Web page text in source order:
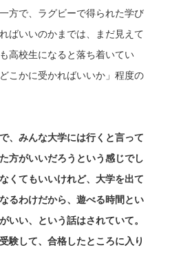
方で、ラグビーで得られた学び
ばいいのかまでは、まだ見えて
高校生になると落ち着いてい
こかに受かればいいか」程度の
、みんな大学には行くと言って
方がいいだろうという感じでし
くてもいいけれど、大学を出て
るわけだから、遊べる時間とい
いい、という話はされていて。
験して、合格したところに入り